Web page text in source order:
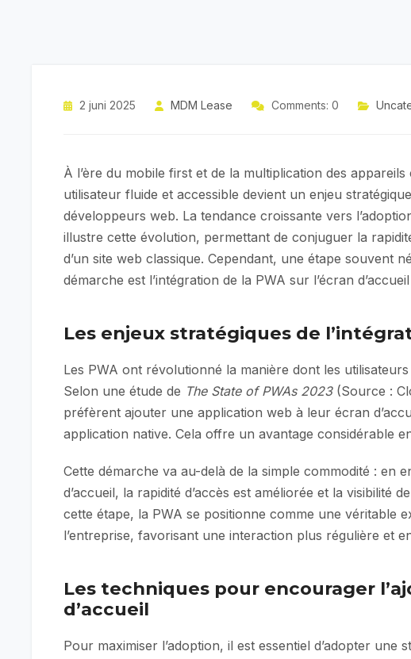
2 juni 2025 MDM Lease Comments: 0
À l’ère du mobile first et de la multiplication des
utilisateur fluide et accessible devient un enjeu
développeurs web. La tendance croissante vers
illustre cette évolution, permettant de conjuguer la
d’un site web classique. Cependant, une étape souvent
démarche est l’intégration de la PWA sur l’écran d’accueil
Les enjeux stratégiques de
Les PWA ont révolutionné la manière dont les
Selon une étude de The State of PWAs 2023(Source :
préfèrent ajouter une application web à leur écran
application native. Cela offre un avantage considérable
Cette démarche va au-delà de la simple commodité : en
d’accueil, la rapidité d’accès est améliorée et la visibilité
cette étape, la PWA se positionne comme une véritable
l’entreprise, favorisant une interaction plus régulière et
Les techniques pour encourager
d’accueil
Pour maximiser l’adoption, il est essentiel d’adopter une